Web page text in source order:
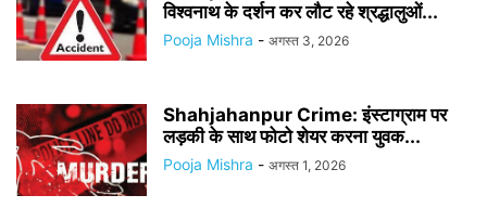
विश्वनाथ के दर्शन कर लौट रहे श्रद्धालुओं...
Pooja Mishra - अगस्त 3, 2026
Shahjahanpur Crime: इंस्टाग्राम पर
लड़की के साथ फोटो शेयर करना युवक...
Pooja Mishra - अगस्त 1, 2026